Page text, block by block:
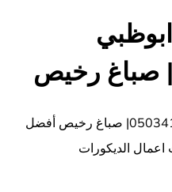
شركة صبغ في ابوظبي |0503418441| صباغ رخيص أفضل
الديكورات